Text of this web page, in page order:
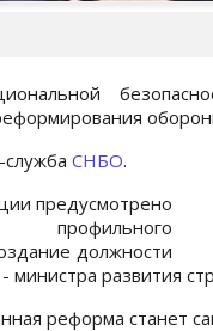
СНБО.
предусмотрено
должности
развития
реформа станет